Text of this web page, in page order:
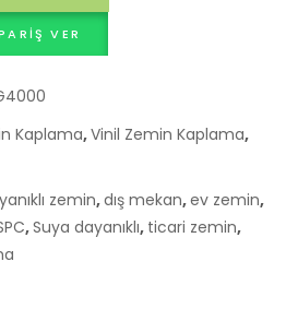
VER
Kaplama,Vinil Zemin Kaplama,
zemin,dış mekan,ev zemin,
,Suya dayanıklı, ticari zemin,